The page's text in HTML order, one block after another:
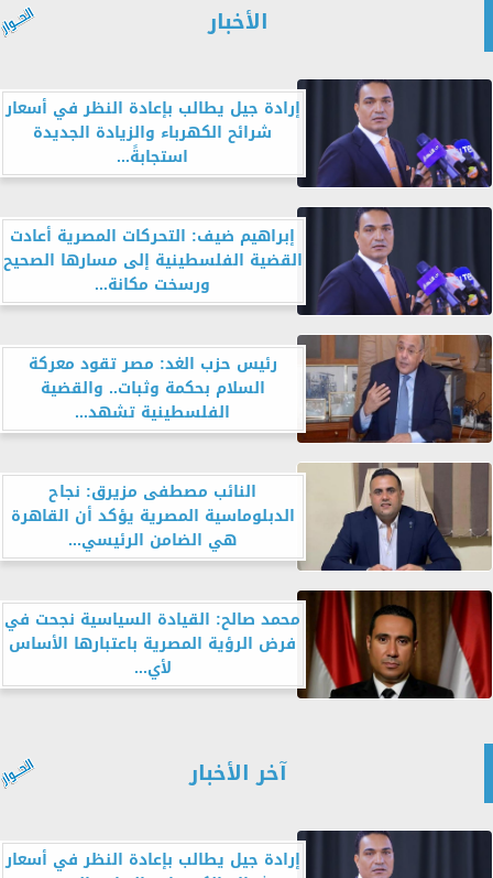
الأخبار
إرادة جيل يطالب بإعادة النظر في أسعار
شرائح الكهرباء والزيادة الجديدة
استجابةً...
إبراهيم ضيف: التحركات المصرية أعادت
القضية الفلسطينية إلى مسارها الصحيح
ورسخت مكانة...
رئيس حزب الغد: مصر تقود معركة
السلام بحكمة وثبات.. والقضية
الفلسطينية تشهد...
النائب مصطفى مزيرق: نجاح
الدبلوماسية المصرية يؤكد أن القاهرة
هي الضامن الرئيسي...
محمد صالح: القيادة السياسية نجحت في
فرض الرؤية المصرية باعتبارها الأساس
لأي...
آخر الأخبار
إرادة جيل يطالب بإعادة النظر في أسعار